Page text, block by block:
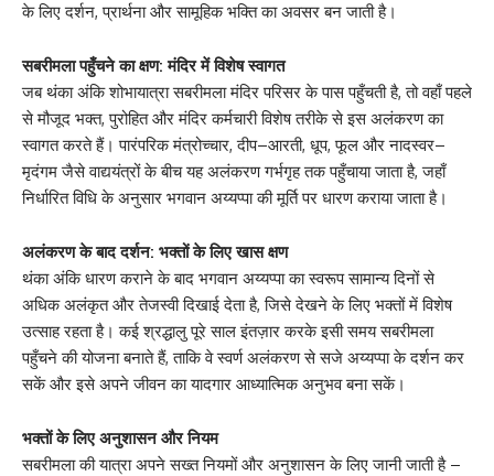
के लिए दर्शन, प्रार्थना और सामूहिक भक्ति का अवसर बन जाती है।
सबरीमला पहुँचने का क्षण: मंदिर में विशेष स्वागत
जब थंका अंकि शोभायात्रा सबरीमला मंदिर परिसर के पास पहुँचती है, तो वहाँ पहले
से मौजूद भक्त, पुरोहित और मंदिर कर्मचारी विशेष तरीके से इस अलंकरण का
स्वागत करते हैं। पारंपरिक मंत्रोच्चार, दीप–आरती, धूप, फूल और नादस्वर–
मृदंगम जैसे वाद्ययंत्रों के बीच यह अलंकरण गर्भगृह तक पहुँचाया जाता है, जहाँ
निर्धारित विधि के अनुसार भगवान अय्यप्पा की मूर्ति पर धारण कराया जाता है।
अलंकरण के बाद दर्शन: भक्तों के लिए खास क्षण
थंका अंकि धारण कराने के बाद भगवान अय्यप्पा का स्वरूप सामान्य दिनों से
अधिक अलंकृत और तेजस्वी दिखाई देता है, जिसे देखने के लिए भक्तों में विशेष
उत्साह रहता है। कई श्रद्धालु पूरे साल इंतज़ार करके इसी समय सबरीमला
पहुँचने की योजना बनाते हैं, ताकि वे स्वर्ण अलंकरण से सजे अय्यप्पा के दर्शन कर
सकें और इसे अपने जीवन का यादगार आध्यात्मिक अनुभव बना सकें।
भक्तों के लिए अनुशासन और नियम
सबरीमला की यात्रा अपने सख्त नियमों और अनुशासन के लिए जानी जाती है –